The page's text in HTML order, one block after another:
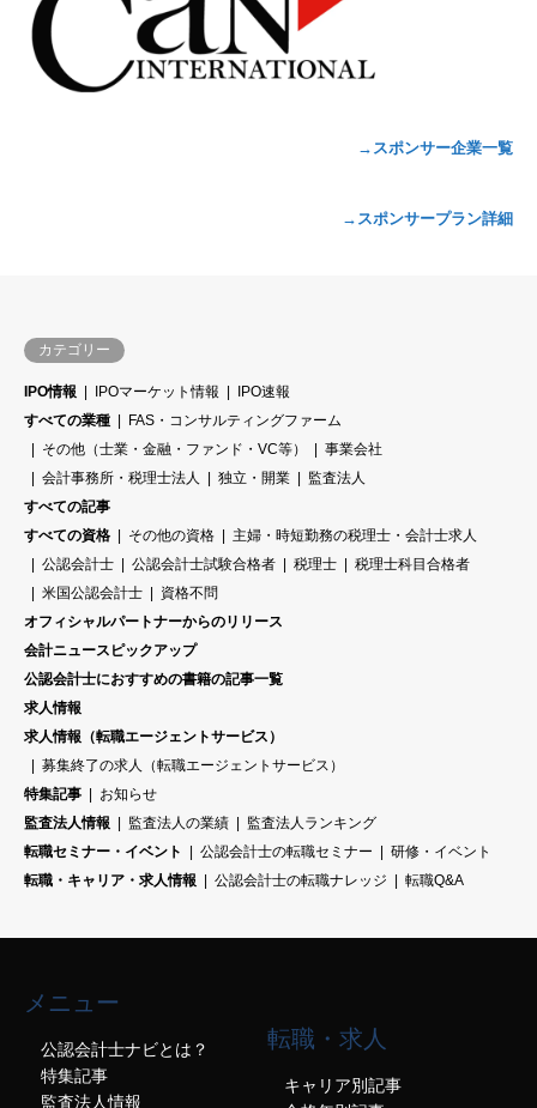
→スポンサー企業一覧
→スポンサープラン詳細
カテゴリー
IPO情報 IPOマーケット情報
IPO速報
すべての業種
FAS・コンサルティングファーム
その他（士業・金融・ファンド・VC等）
事業会社
会計事務所・税理士法人
独立・開業
監査法人
すべての記事
すべての資格
その他の資格
主婦・時短勤務の税理士・会計士求人
公認会計士
公認会計士試験合格者 税理士
税理士科目合格者
米国公認会計士
資格不問
オフィシャルパートナーからのリリース
会計ニュースピックアップ
公認会計士におすすめの書籍の記事一覧
求人情報
求人情報（転職エージェントサービス）
募集終了の求人（転職エージェントサービス）
特集記事
お知らせ
監査法人情報
監査法人の業績
監査法人ランキング
転職セミナー・イベント
公認会計士の転職セミナー
研修・イベント
転職・キャリア・求人情報
公認会計士の転職ナレッジ 転職Q&A
メニュー
公認会計士ナビとは？
特集記事
監査法人情報
転職・求人
キャリア別記事